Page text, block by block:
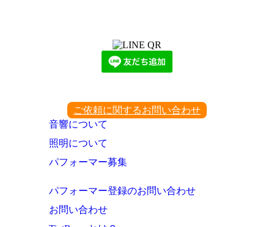
ご依頼に関するお問い合わせ
音響について
照明について
パフォーマー募集
パフォーマー登録のお問い合わせ
お問い合わせ